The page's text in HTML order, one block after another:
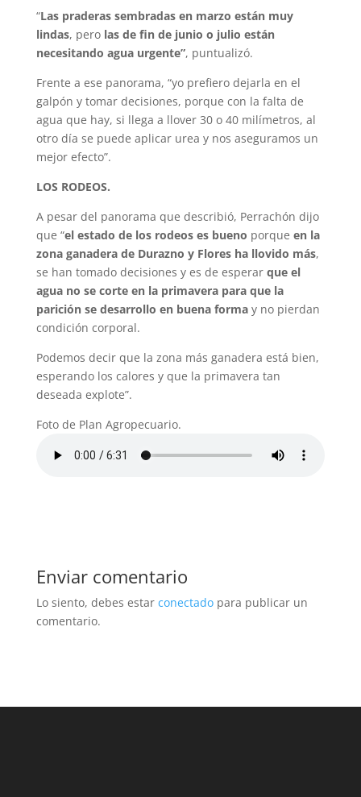
“Las praderas sembradas en marzo están muy
lindas, pero las de fin de junio o julio están
necesitando agua urgente”, puntualizó.
Frente a ese panorama, “yo prefiero dejarla en el
galpón y tomar decisiones, porque con la falta de
agua que hay, si llega a llover 30 o 40 milímetros, al
otro día se puede aplicar urea y nos aseguramos un
mejor efecto”.
LOS RODEOS.
A pesar del panorama que describió, Perrachón dijo
que “el estado de los rodeos es bueno porque en la
zona ganadera de Durazno y Flores ha llovido más,
se han tomado decisiones y es de esperar que el
agua no se corte en la primavera para que la
parición se desarrollo en buena formay no pierdan
condición corporal.
Podemos decir que la zona más ganadera está bien,
esperando los calores y que la primavera tan
deseada explote”.
Foto de Plan Agropecuario.
Enviar comentario
Lo siento, debes estar conectadopara publicar un
comentario.